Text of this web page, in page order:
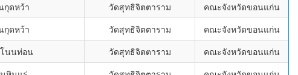
กุดหว้า วัดสุทธิจิตตาราม
คณะจังหวัดขอนแก่น
กุดหว้า วัดสุทธิจิตตาราม
คณะจังหวัดขอนแก่น
นนท่อน วัดสุทธิจิตตาราม
คณะจังหวัดขอนแก่น